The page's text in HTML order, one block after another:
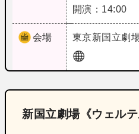
開演：14:00
会場 東京新国立劇
新国立劇場《ウェルテ